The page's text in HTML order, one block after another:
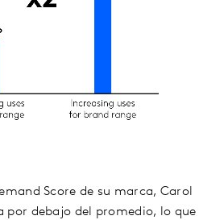
Score de su marca, Carol
por debajo del promedio, lo que